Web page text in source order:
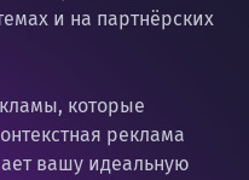
и на партнёрских
которые
реклама
вашу идеальную